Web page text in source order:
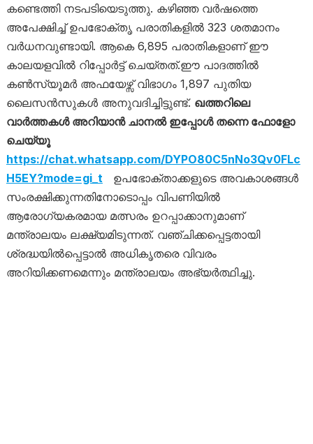
കണ്ടെത്തി നടപടിയെടുത്തു. കഴിഞ്ഞ വർഷത്തെ
അപേക്ഷിച്ച് ഉപഭോക്തൃ പരാതികളിൽ 323 ശതമാനം
വർധനവുണ്ടായി. ആകെ 6,895 പരാതികളാണ് ഈ
കാലയളവിൽ റിപ്പോർട്ട് ചെയ്തത്.ഈ പാദത്തിൽ
കൺസ്യൂമർ അഫയേഴ്സ് വിഭാഗം 1,897 പുതിയ
ലൈസൻസുകൾ അനുവദിച്ചിട്ടുണ്ട്. ഖത്തറിലെ
വാർത്തകൾ അറിയാൻ ചാനൽ ഇപ്പോൾ തന്നെ ഫോളോ
ചെയ്യൂ
https://chat.whatsapp.com/DYPO80C5nNo3Qv0FLc
H5EY?mode=gi_tഉപഭോക്താക്കളുടെ അവകാശങ്ങൾ
സംരക്ഷിക്കുന്നതിനോടൊപ്പം വിപണിയിൽ
ആരോഗ്യകരമായ മത്സരം ഉറപ്പാക്കാനുമാണ്
മന്ത്രാലയം ലക്ഷ്യമിടുന്നത്. വഞ്ചിക്കപ്പെട്ടതായി
ശ്രദ്ധയിൽപ്പെട്ടാൽ അധികൃതരെ വിവരം
അറിയിക്കണമെന്നും മന്ത്രാലയം അഭ്യർത്ഥിച്ചു.